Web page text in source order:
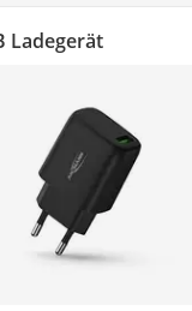
Ladegerät